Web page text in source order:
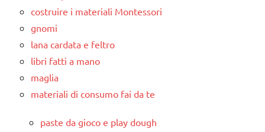
costruire i materiali Montessori
gnomi
lana cardata e feltro
libri fatti a mano
maglia
materiali di consumo fai da te
paste da gioco e play dough